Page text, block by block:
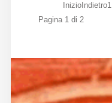
Inizio Indietro1
Pagina 1 di 2